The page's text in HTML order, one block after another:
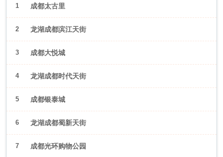
1 成都太古里
2 龙湖成都滨江天街
3 成都大悦城
4 龙湖成都时代天街
5 成都银泰城
6 龙湖成都蜀新天街
7 成都光环购物公园